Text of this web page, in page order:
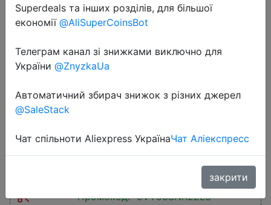
2023-08-17
Dongle Adapter for PC Speaker
Wireless Mouse Keyboard Music
Bluetooth
$3.06
Промокод:"9VY53SNK2ELS"
Superdeals та інших розділів, для більшої
економії @AliSuperCoinsBot
Телеграм канал зі знижками виключно для
України @ZnyzkaUa
Автоматичний збирач знижок з різних джерел
@SaleStack
Чат спільноти Aliexpress УкраїнаЧат Аліекспресс
закрити